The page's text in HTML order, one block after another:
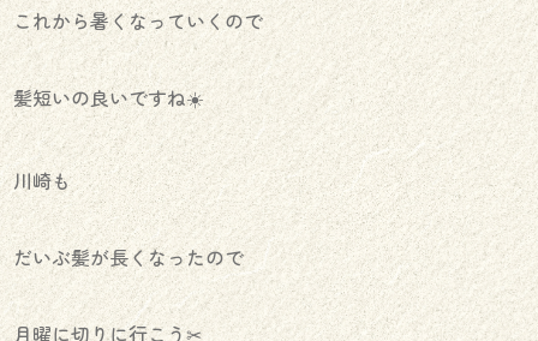
これから暑くなっていくので
髪短いの良いですね☀️
川崎も
だいぶ髪が長くなったので
月曜に切りに行こう✂︎